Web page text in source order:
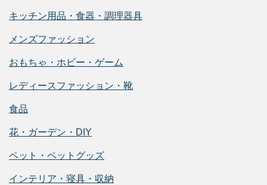
キッチン用品・食器・調理器具
メンズファッション
おもちゃ・ホビー・ゲーム
レディースファッション・靴
食品
花・ガーデン・DIY
ペット・ペットグッズ
インテリア・寝具・収納